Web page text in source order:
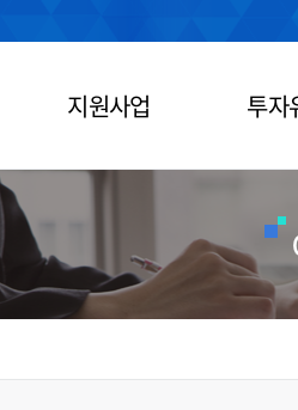
지원사업 투자